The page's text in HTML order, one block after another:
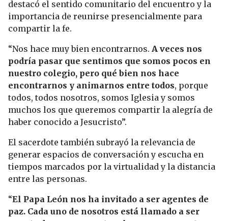
destacó el sentido comunitario del encuentro y la
importancia de reunirse presencialmente para
compartir la fe.
“Nos hace muy bien encontrarnos. A veces nos
podría pasar que sentimos que somos pocos en
nuestro colegio, pero qué bien nos hace
encontrarnos y animarnos entre todos, porque
todos, todos nosotros, somos Iglesia y somos
muchos los que queremos compartir la alegría de
haber conocido a Jesucristo”.
El sacerdote también subrayó la relevancia de
generar espacios de conversación y escucha en
tiempos marcados por la virtualidad y la distancia
entre las personas.
“El Papa León nos ha invitado a ser agentes de
paz. Cada uno de nosotros está llamado a ser